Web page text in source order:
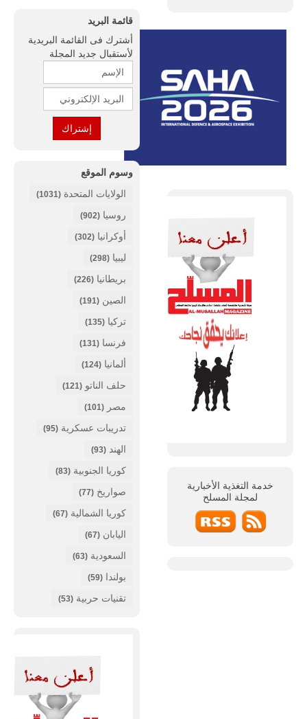
خدمة التغذية الأخبارية
لمجلة المسلح
قائمة البريد
أشترك فى القائمة البريدية
لأستقبال جديد المجلة
وسوم الموقع
الولايات المتحدة (1031)
روسيا (902)
أوكرانيا (302)
ليبيا (298)
بريطانيا (226)
الصين (191)
تركيا (135)
فرنسا (131)
ألمانيا (124)
حلف الناتو (121)
مصر (101)
تدريبات عسكرية (95)
الهند (93)
كوريا الجنوبية (83)
صواريخ (77)
كوريا الشمالية (67)
اليابان (67)
السعودية (63)
بولندا (59)
تقنيات حربية (53)